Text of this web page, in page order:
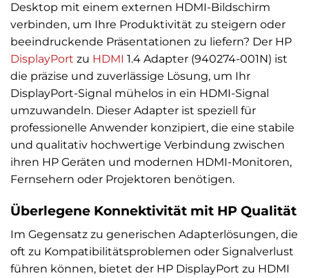
Desktop mit einem externen HDMI-Bildschirm
verbinden, um Ihre Produktivität zu steigern oder
beeindruckende Präsentationen zu liefern? Der HP
DisplayPort zu HDMI 1.4 Adapter (940274-001N) ist
die präzise und zuverlässige Lösung, um Ihr
DisplayPort-Signal mühelos in ein HDMI-Signal
umzuwandeln. Dieser Adapter ist speziell für
professionelle Anwender konzipiert, die eine stabile
und qualitativ hochwertige Verbindung zwischen
ihren HP Geräten und modernen HDMI-Monitoren,
Fernsehern oder Projektoren benötigen.
Überlegene Konnektivität mit HP Qualität
Im Gegensatz zu generischen Adapterlösungen, die
oft zu Kompatibilitätsproblemen oder Signalverlust
führen können, bietet der HP DisplayPort zu HDMI